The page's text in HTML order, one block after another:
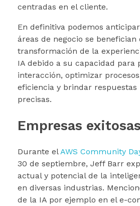
centradas en el cliente.
En definitiva podemos
áreas de negocio se benefician
transformación de la
IA debido a su capacidad para
interacción, optimizar
eficiencia y brindar respuestas
precisas.
Empresas
Durante elAWS Community
30 de septiembre, Jeff Barr
actual y potencial de la
en diversas industrias.
de la IA por ejemplo en el e-